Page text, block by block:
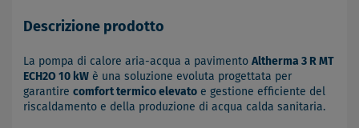
Descrizione prodotto
La pompa di calore aria-acqua a pavimento Altherma 3 R MT
ECH2O 10 kW è una soluzione evoluta progettata per
garantire comfort termico elevato e gestione efficiente del
riscaldamento e della produzione di acqua calda sanitaria.